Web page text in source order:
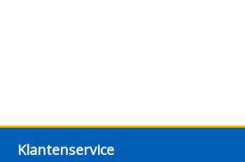
Klantenservice